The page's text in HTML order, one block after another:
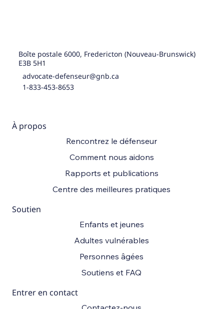
Boîte postale 6000, Fredericton (Nouveau-Brunswick)
E3B 5H1
advocate-defenseur@gnb.ca
1-833-453-8653
À propos
Rencontrez le défenseur
Comment nous aidons
Rapports et publications
Centre des meilleures pratiques
Soutien
Enfants et jeunes
Adultes vulnérables
Personnes âgées
Soutiens et FAQ
Entrer en contact